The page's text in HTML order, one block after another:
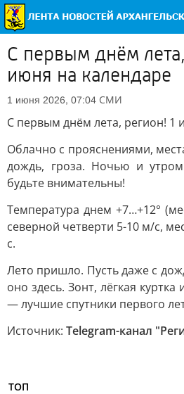
С первым днём
июня на календаре
1 июня 2026, 07:04 СМИ
С первым днём лета, регион! 1
Облачно с прояснениями,
дождь, гроза. Ночью и
будьте внимательны!
Температура днем +7…+12°
северной четверти 5-10 м/с,
с.
Лето пришло. Пусть даже с
оно здесь. Зонт, лёгкая
— лучшие спутники первого
Источник: Telegram-канал
ТОП